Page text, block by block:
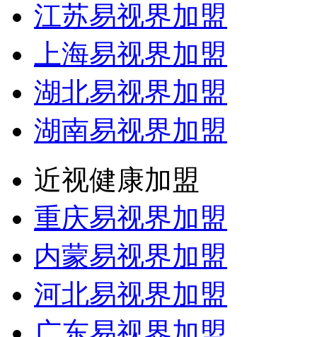
江苏易视界加盟
上海易视界加盟
湖北易视界加盟
湖南易视界加盟
近视健康加盟
重庆易视界加盟
内蒙易视界加盟
河北易视界加盟